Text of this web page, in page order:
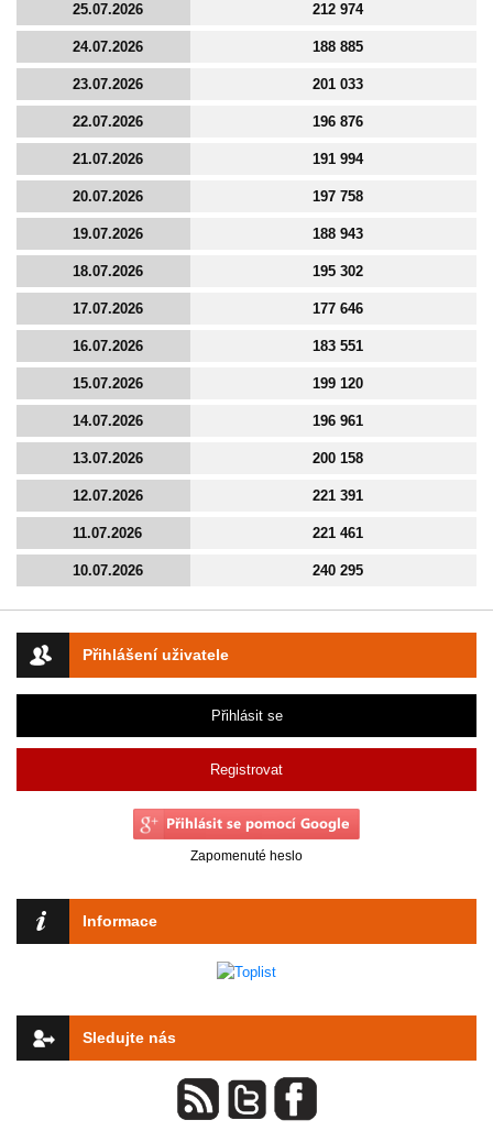
Přihlášení uživatele
Přihlásit se
Registrovat
Zapomenuté heslo
Informace
Sledujte nás
25.07.2026 212 974
24.07.2026 188 885
23.07.2026 201 033
22.07.2026 196 876
21.07.2026 191 994
20.07.2026 197 758
19.07.2026 188 943
18.07.2026 195 302
17.07.2026 177 646
16.07.2026 183 551
15.07.2026 199 120
14.07.2026 196 961
13.07.2026 200 158
12.07.2026 221 391
11.07.2026 221 461
10.07.2026 240 295